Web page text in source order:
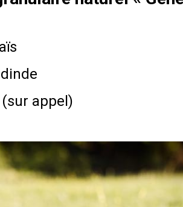
appel)